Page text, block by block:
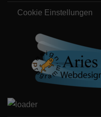
Cookie Einstellungen